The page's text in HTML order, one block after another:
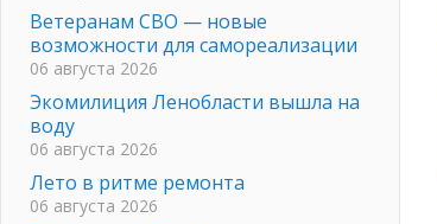
Ветеранам СВО — новые
возможности для самореализации
06 августа 2026
Экомилиция Ленобласти вышла на
воду
06 августа 2026
Лето в ритме ремонта
06 августа 2026